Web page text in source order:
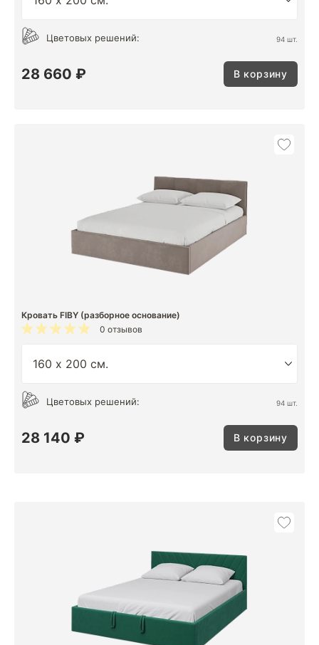
Цветовых решений: 94 шт.
28 660 ₽ В корзину
Кровать FIBY (разборное основание)
0 отзывов
Цветовых решений: 94 шт.
28 140 ₽ В корзину